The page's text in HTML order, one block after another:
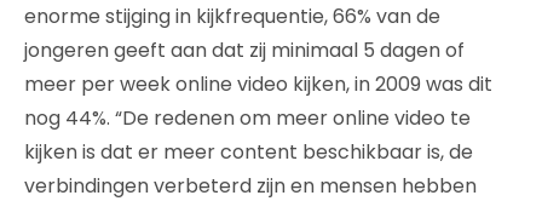
enorme stijging in kijkfrequentie, 66% van de
jongeren geeft aan dat zij minimaal 5 dagen of
meer per week online video kijken, in 2009 was dit
nog 44%. “De redenen om meer online video te
kijken is dat er meer content beschikbaar is, de
verbindingen verbeterd zijn en mensen hebben